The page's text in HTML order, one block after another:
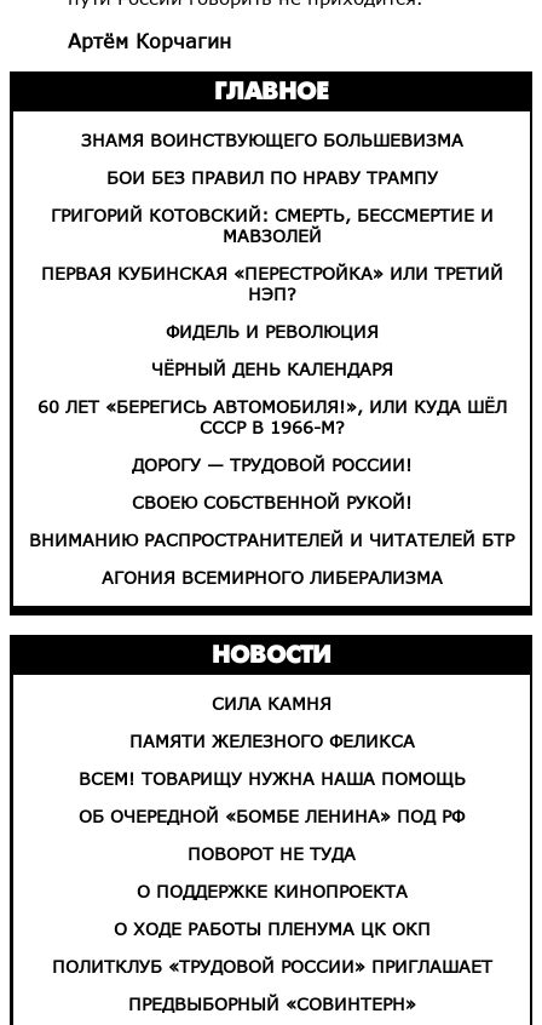
Артём Корчагин
ГЛАВНОЕ
ЗНАМЯ ВОИНСТВУЮЩЕГО БОЛЬШЕВИЗМА
БОИ БЕЗ ПРАВИЛ ПО НРАВУ ТРАМПУ
ГРИГОРИЙ КОТОВСКИЙ: СМЕРТЬ, БЕССМЕРТИЕ И
МАВЗОЛЕЙ
ПЕРВАЯ КУБИНСКАЯ «ПЕРЕСТРОЙКА» ИЛИ ТРЕТИЙ
НЭП?
ФИДЕЛЬ И РЕВОЛЮЦИЯ
ЧЁРНЫЙ ДЕНЬ КАЛЕНДАРЯ
60 ЛЕТ «БЕРЕГИСЬ АВТОМОБИЛЯ!», ИЛИ КУДА ШЁЛ
СССР В 1966-М?
ДОРОГУ — ТРУДОВОЙ РОССИИ!
СВОЕЮ СОБСТВЕННОЙ РУКОЙ!
ВНИМАНИЮ РАСПРОСТРАНИТЕЛЕЙ И ЧИТАТЕЛЕЙ БТР
АГОНИЯ ВСЕМИРНОГО ЛИБЕРАЛИЗМА
НОВОСТИ
СИЛА КАМНЯ
ПАМЯТИ ЖЕЛЕЗНОГО ФЕЛИКСА
ВСЕМ! ТОВАРИЩУ НУЖНА НАША ПОМОЩЬ
ОБ ОЧЕРЕДНОЙ «БОМБЕ ЛЕНИНА» ПОД РФ
ПОВОРОТ НЕ ТУДА
О ПОДДЕРЖКЕ КИНОПРОЕКТА
О ХОДЕ РАБОТЫ ПЛЕНУМА ЦК ОКП
ПОЛИТКЛУБ «ТРУДОВОЙ РОССИИ» ПРИГЛАШАЕТ
ПРЕДВЫБОРНЫЙ «СОВИНТЕРН»